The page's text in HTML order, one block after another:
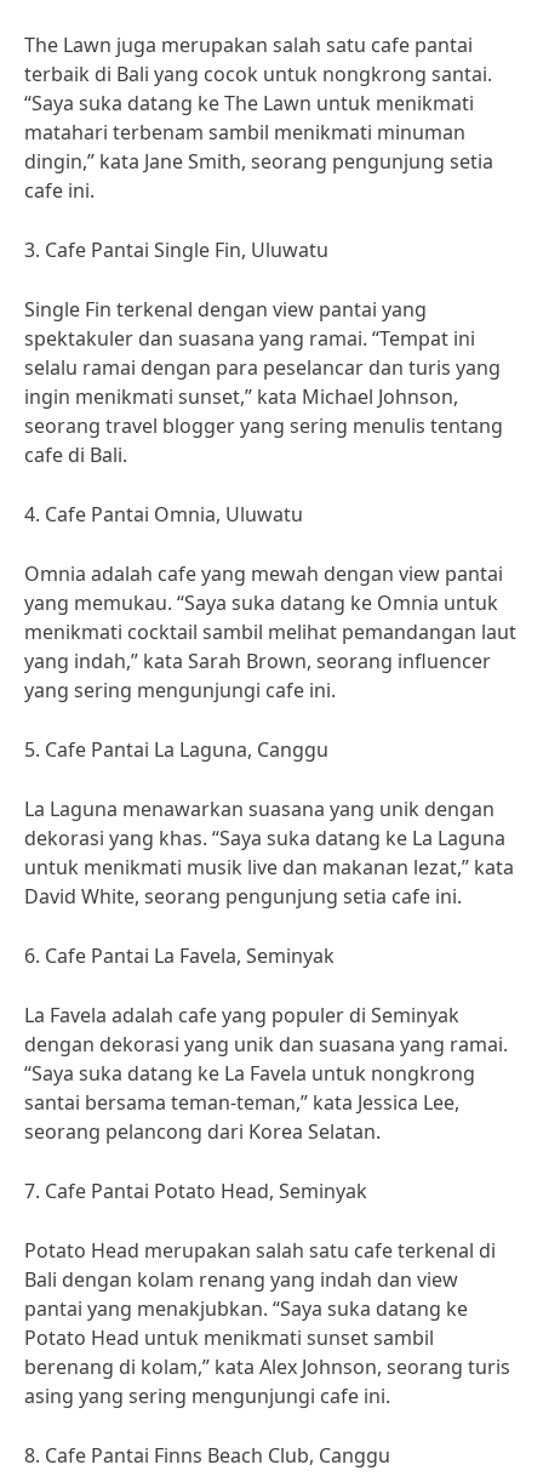
The Lawn juga merupakan salah satu cafe pantai
terbaik di Bali yang cocok untuk nongkrong santai.
“Saya suka datang ke The Lawn untuk menikmati
matahari terbenam sambil menikmati minuman
dingin,” kata Jane Smith, seorang pengunjung setia
cafe ini.
3. Cafe Pantai Single Fin, Uluwatu
Single Fin terkenal dengan view pantai yang
spektakuler dan suasana yang ramai. “Tempat ini
selalu ramai dengan para peselancar dan turis yang
ingin menikmati sunset,” kata Michael Johnson,
seorang travel blogger yang sering menulis tentang
cafe di Bali.
4. Cafe Pantai Omnia, Uluwatu
Omnia adalah cafe yang mewah dengan view pantai
yang memukau. “Saya suka datang ke Omnia untuk
menikmati cocktail sambil melihat pemandangan laut
yang indah,” kata Sarah Brown, seorang influencer
yang sering mengunjungi cafe ini.
5. Cafe Pantai La Laguna, Canggu
La Laguna menawarkan suasana yang unik dengan
dekorasi yang khas. “Saya suka datang ke La Laguna
untuk menikmati musik live dan makanan lezat,” kata
David White, seorang pengunjung setia cafe ini.
6. Cafe Pantai La Favela, Seminyak
La Favela adalah cafe yang populer di Seminyak
dengan dekorasi yang unik dan suasana yang ramai.
“Saya suka datang ke La Favela untuk nongkrong
santai bersama teman-teman,” kata Jessica Lee,
seorang pelancong dari Korea Selatan.
7. Cafe Pantai Potato Head, Seminyak
Potato Head merupakan salah satu cafe terkenal di
Bali dengan kolam renang yang indah dan view
pantai yang menakjubkan. “Saya suka datang ke
Potato Head untuk menikmati sunset sambil
berenang di kolam,” kata Alex Johnson, seorang turis
asing yang sering mengunjungi cafe ini.
8. Cafe Pantai Finns Beach Club, Canggu